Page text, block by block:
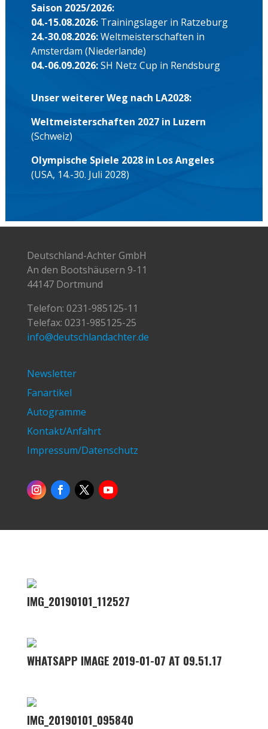
Saison 2025/2026:
04.-15.08.2026: Trainingslager in Ratzeburg
24.-30.08.2026:Weltmeisterschaften in
Amsterdam (Niederlande)
04.-06.09.2026:SH Netz Cup in Rendsburg
Unser weiterer Weg nach LA2028:
Weltmeisterschaften 2027 in Luzern
(Schweiz)
Olympische Spiele 2028 in Los Angeles
(USA, 14.-30. Juli 2028)
Deutschland-Achter GmbH
An den Bootshäusern 9-11
44147 Dortmund
Telefon: 0231-985125-11
Telefax: 0231-985125-25
info@deutschlandachter.de
Newsletter
Fanartikel
Autogramme
Kontakt/Anfahrt
Impressum/Datenschutz
IMG_20190101_112527
WHATSAPP IMAGE 2019-01-07 AT 09.51.17
IMG_20190101_095840